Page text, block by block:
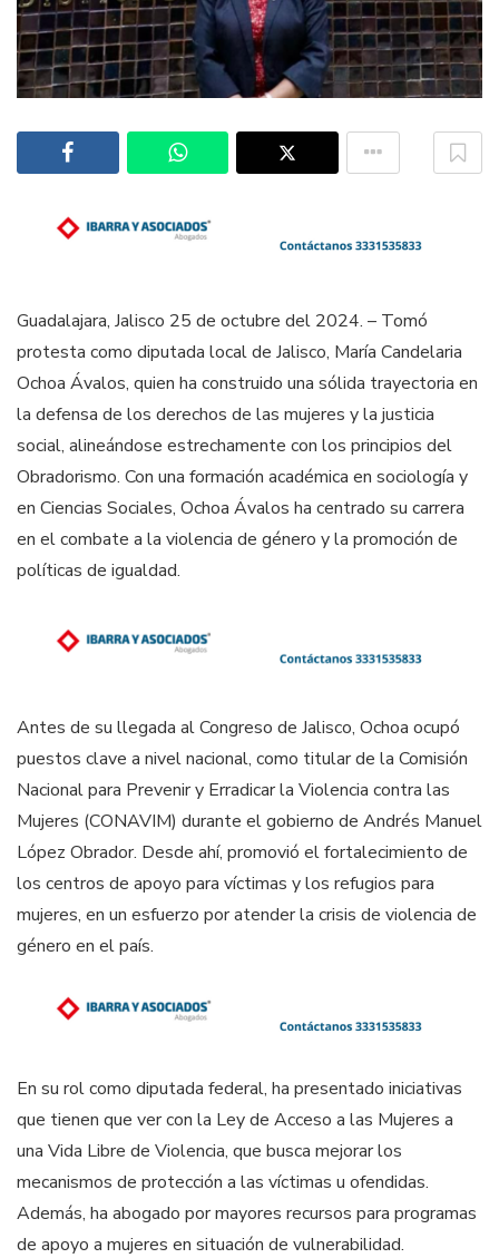
Guadalajara, Jalisco 25 de octubre del 2024. – Tomó
protesta como diputada local de Jalisco, María Candelaria
Ochoa Ávalos, quien ha construido una sólida trayectoria en
la defensa de los derechos de las mujeres y la justicia
social, alineándose estrechamente con los principios del
Obradorismo. Con una formación académica en sociología y
en Ciencias Sociales, Ochoa Ávalos ha centrado su carrera
en el combate a la violencia de género y la promoción de
políticas de igualdad.
Antes de su llegada al Congreso de Jalisco, Ochoa ocupó
puestos clave a nivel nacional, como titular de la Comisión
Nacional para Prevenir y Erradicar la Violencia contra las
Mujeres (CONAVIM) durante el gobierno de Andrés Manuel
López Obrador. Desde ahí, promovió el fortalecimiento de
los centros de apoyo para víctimas y los refugios para
mujeres, en un esfuerzo por atender la crisis de violencia de
género en el país.
En su rol como diputada federal, ha presentado iniciativas
que tienen que ver con la Ley de Acceso a las Mujeres a
una Vida Libre de Violencia, que busca mejorar los
mecanismos de protección a las víctimas u ofendidas.
Además, ha abogado por mayores recursos para programas
de apoyo a mujeres en situación de vulnerabilidad.